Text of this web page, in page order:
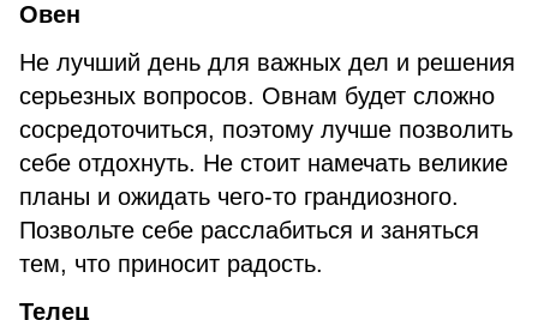
Овен
Не лучший день для важных дел и решения
серьезных вопросов. Овнам будет сложно
сосредоточиться, поэтому лучше позволить
себе отдохнуть. Не стоит намечать великие
планы и ожидать чего-то грандиозного.
Позвольте себе расслабиться и заняться
тем, что приносит радость.
Телец